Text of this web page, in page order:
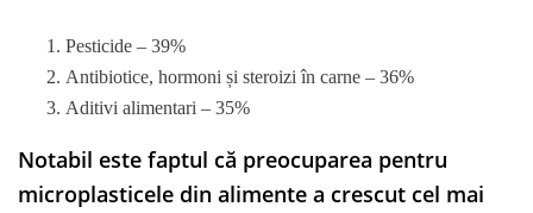
Pesticide – 39%
Antibiotice, hormoni și steroizi în carne – 36%
Aditivi alimentari – 35%
Notabil este faptul că preocuparea pentru
microplasticele din alimente a crescut cel mai